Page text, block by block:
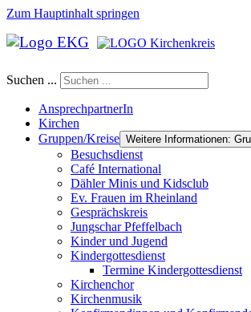
Zum Hauptinhalt springen
Suchen ...
AnsprechpartnerIn
Kirchen
Gruppen/Kreise Weitere Informationen:
Besuchsdienst
Café International
Dähler Minis und Kidsclub
Ev. Frauen im Rheinland
Gesprächskreis
Jungschar Pfeffelbach
Kinder und Jugend
Kindergottesdienst
Termine Kindergottesdienst
Kirchenchor
Kirchenmusik